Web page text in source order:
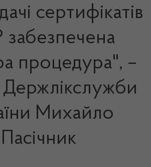
сертифікатів
забезпечена
процедура", –
Держлікслужби
Михайло
Пасічник